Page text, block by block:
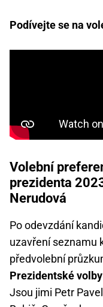
Podívejte se na
Volební
prezidenta
Nerudová
Po odevzdání
uzavření seznamu
předvolební
Prezidentské
Jsou jimi Petr